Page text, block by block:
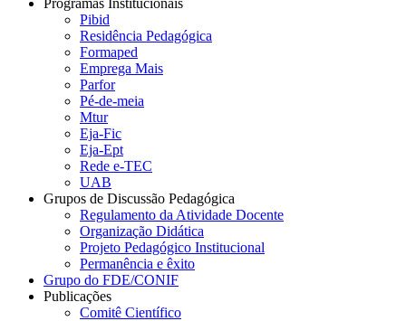
Programas Institucionais
Pibid
Residência Pedagógica
Formaped
Emprega Mais
Parfor
Pé-de-meia
Mtur
Eja-Fic
Eja-Ept
Rede e-TEC
UAB
Grupos de Discussão Pedagógica
Regulamento da Atividade Docente
Organização Didática
Projeto Pedagógico Institucional
Permanência e êxito
Grupo do FDE/CONIF
Publicações
Comitê Científico